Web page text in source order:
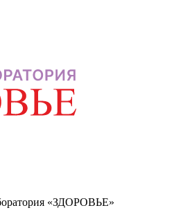
«ЗДОРОВЬЕ»